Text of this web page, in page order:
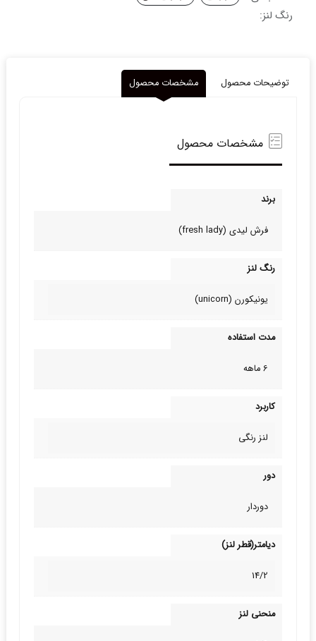
رنگ لنز:
توضیحات محصول مشخصات محصول
مشخصات محصول
برند
فرش لیدی (fresh lady)
رنگ لنز
یونیکورن (unicorn)
مدت استفاده
6 ماهه
کاربرد
لنز رنگی
دور
دوردار
دیامتر(قطر لنز)
14/2
منحنی لنز